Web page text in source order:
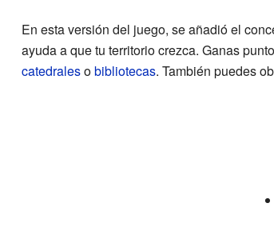
En esta versión del juego, se añadió el
ayuda a que tu territorio crezca. Ganas
catedralesobibliotecas. También puedes